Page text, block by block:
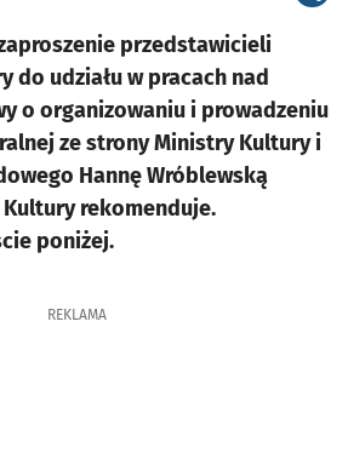
przedstawicieli
do udziału w pracach nad
o organizowaniu i prowadzeniu
ze strony Ministry Kultury i
Hannę Wróblewską
Kultury rekomenduje.
poniżej.
REKLAMA